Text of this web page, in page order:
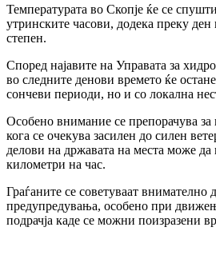
Температурата во Скопје ќе се
утринските часови, додека преку ден
степен.
Според најавите на Управата за
во следните денови времето ќе
сончеви периоди, но и со локална
Особено внимание се препорачува
кога се очекува засилен до силен
делови на државата на места може
километри на час.
Граѓаните се советуваат внимателно
предупредувања, особено при
подрачја каде се можни поизразени